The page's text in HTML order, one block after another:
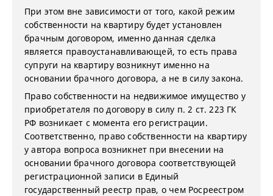
При этом вне зависимости от того, какой режим
собственности на квартиру будет установлен
брачным договором, именно данная сделка
является правоустанавливающей, то есть права
супруги на квартиру возникнут именно на
основании брачного договора, а не в силу закона.
Право собственности на недвижимое имущество у
приобретателя по договору в силу п. 2 ст. 223 ГК
РФ возникает с момента его регистрации.
Соответственно, право собственности на квартиру
у автора вопроса возникнет при внесении на
основании брачного договора соответствующей
регистрационной записи в Единый
государственный реестр прав, о чем Росреестром